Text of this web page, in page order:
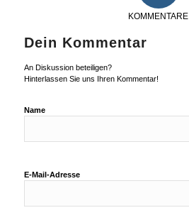
KOMMENTARE
Dein Kommentar
An Diskussion beteiligen?
Hinterlassen Sie uns Ihren Kommentar!
Name
E-Mail-Adresse